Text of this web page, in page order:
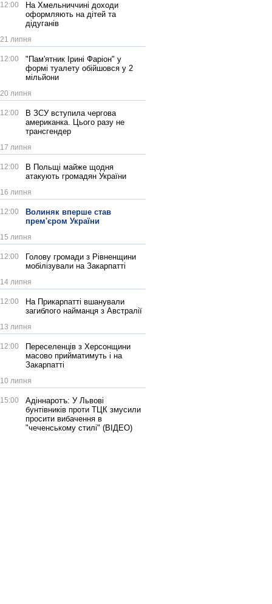
12:00
На Хмельниччині доходи
оформляють на дітей та
дідуганів
21 липня
12:00
"Пам'ятник Ірині Фаріон" у
формі туалету обійшовся у 2
мільйони
20 липня
12:00
В ЗСУ вступила чергова
американка. Цього разу не
трансгендер
17 липня
12:00
В Польщі майже щодня
атакують громадян України
16 липня
12:00
Волиняк вперше став
прем'єром України
15 липня
12:00
Голову громади з Рівненщини
мобілізували на Закарпатті
14 липня
12:00
На Прикарпатті вшанували
загиблого найманця з Австралії
13 липня
12:00
Переселенців з Херсонщини
масово прийматимуть і на
Закарпатті
10 липня
15:00
Адіннаротъ: У Львові
бунтівників проти ТЦК змусили
просити вибачення в
"чеченському стилі" (ВІДЕО)